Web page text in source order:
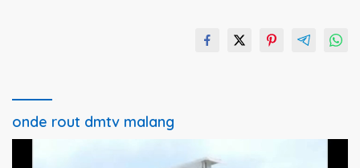
onde rout dmtv malang